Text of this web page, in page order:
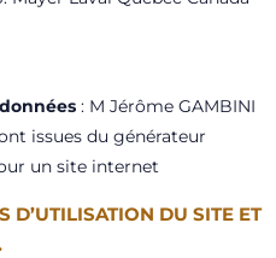
: M Jérôme GAMBINI
issues du générateur
un site internet
D’UTILISATION DU SITE ET